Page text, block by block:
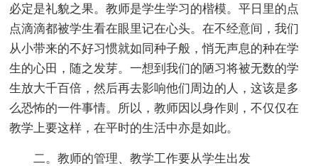
必定是礼貌之果。教师是学生学习的楷模。平日里的点
点滴滴都被学生看在眼里记在心头。在不经意间，我们
从小带来的不好习惯就如同种子般，悄无声息的种在学
生的心田，随之发芽。一想到我们的陋习将被无数的学
生放大千百倍，然后再去影响他们周边的人，这该是多
么恐怖的一件事情。所以，教师因以身作则，不仅仅在
教学上要这样，在平时的生活中亦是如此。
二。教师的管理、教学工作要从学生出发